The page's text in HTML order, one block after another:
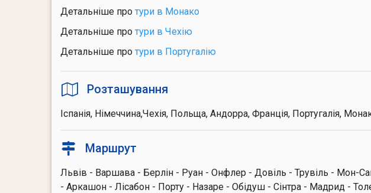
Детальніше про тури в Монако
Детальніше про тури в Чехію
Детальніше про тури в Португалію
Розташування
Іспанія, Німеччина,Чехія, Польща, Андорра, Франція, Португалія,
Маршрут
Львів - Варшава - Берлін - Руан - Онфлер - Довіль - Трувіль - Мон-
- Аркашон - Лісабон - Порту - Назаре - Обідуш - Сінтра - Мадрид -